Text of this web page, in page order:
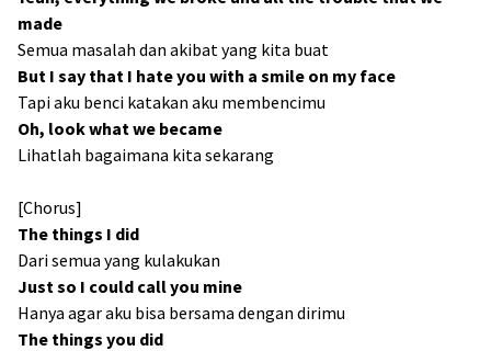
made
Semua masalah dan akibat yang kita buat
But I say that I hate you with a smile on my face
Tapi aku benci katakan aku membencimu
Oh, look what we became
Lihatlah bagaimana kita sekarang
[Chorus]
The things I did
Dari semua yang kulakukan
Just so I could call you mine
Hanya agar aku bisa bersama dengan dirimu
The things you did